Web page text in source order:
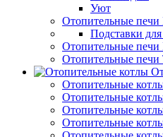
Уют
Отопительные печи
Подставки
Отопительные печи
Отопительные печи
Отопительные
Отопительные
Отопительные
Отопительные